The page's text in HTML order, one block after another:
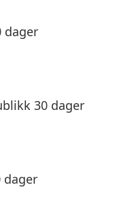
dager
30 dager
dager